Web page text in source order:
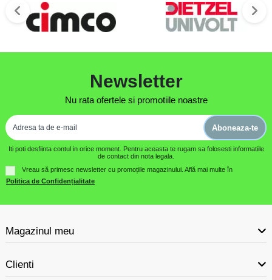
Newsletter
Nu rata ofertele si promotiile noastre
Aboneaza-te
Iti poti desfiinta contul in orice moment. Pentru aceasta te rugam sa folosesti informatiile
de contact din nota legala.
Vreau să primesc newsletter cu promoțiile magazinului. Află mai multe în
Politica de Confidențialitate
Magazinul meu
Clienti